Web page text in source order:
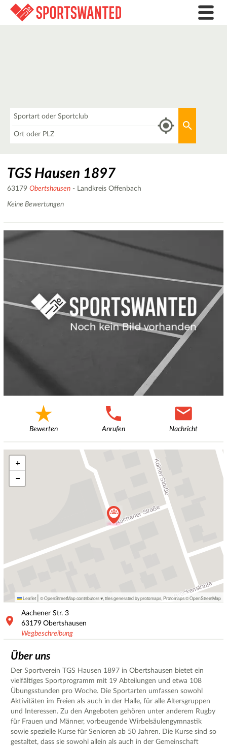
TGS Hausen 1897
63179 Obertshausen - Landkreis Offenbach
Keine Bewertungen
Bewerten Anrufen Nachricht
+
−
Leaflet | © OpenStreetMap contributors ♥, tiles generated by protomaps Protomaps©OpenStreetMap
Aachener Str. 3
63179 Obertshausen
Wegbeschreibung
Über uns
Der Sportverein TGS Hausen 1897 in Obertshausen bietet ein
vielfältiges Sportprogramm mit 19 Abteilungen und etwa 108
Übungsstunden pro Woche. Die Sportarten umfassen sowohl
Aktivitäten im Freien als auch in der Halle, für alle Altersgruppen
und Interessen. Zu den Angeboten gehören unter anderem Rugby
für Frauen und Männer, vorbeugende Wirbelsäulengymnastik
sowie spezielle Kurse für Senioren ab 50 Jahren. Die Kurse sind so
gestaltet, dass sie sowohl allein als auch in der Gemeinschaft